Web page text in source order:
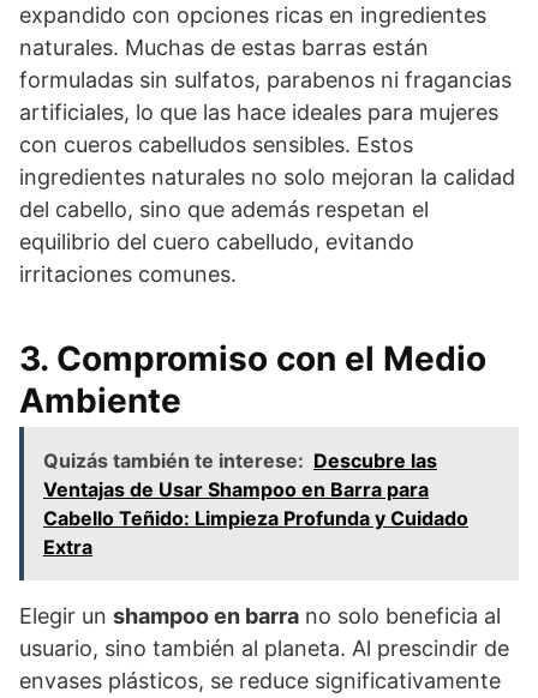
expandido con opciones ricas en ingredientes
naturales. Muchas de estas barras están
formuladas sin sulfatos, parabenos ni fragancias
artificiales, lo que las hace ideales para mujeres
con cueros cabelludos sensibles. Estos
ingredientes naturales no solo mejoran la calidad
del cabello, sino que además respetan el
equilibrio del cuero cabelludo, evitando
irritaciones comunes.
3. Compromiso con el Medio
Ambiente
Quizás también te interese: Descubre las
Ventajas de Usar Shampoo en Barra para
Cabello Teñido: Limpieza Profunda y Cuidado
Extra
Elegir un shampoo en barra no solo beneficia al
usuario, sino también al planeta. Al prescindir de
envases plásticos, se reduce significativamente